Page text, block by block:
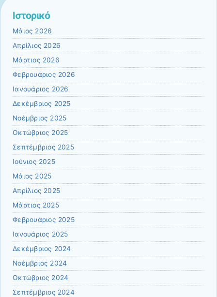
Ιστορικό
Μάιος 2026
Απρίλιος 2026
Μάρτιος 2026
Φεβρουάριος 2026
Ιανουάριος 2026
Δεκέμβριος 2025
Νοέμβριος 2025
Οκτώβριος 2025
Σεπτέμβριος 2025
Ιούνιος 2025
Μάιος 2025
Απρίλιος 2025
Μάρτιος 2025
Φεβρουάριος 2025
Ιανουάριος 2025
Δεκέμβριος 2024
Νοέμβριος 2024
Οκτώβριος 2024
Σεπτέμβριος 2024